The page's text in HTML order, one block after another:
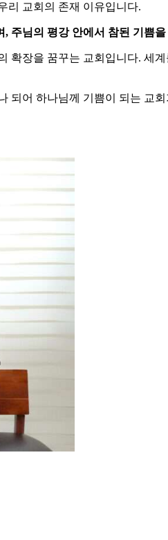
리 교회의 존재 이유입니다.
, 주님의 평강 안에서 참된 기쁨을
확장을 꿈꾸는 교회입니다. 세
되어 하나님께 기쁨이 되는 교